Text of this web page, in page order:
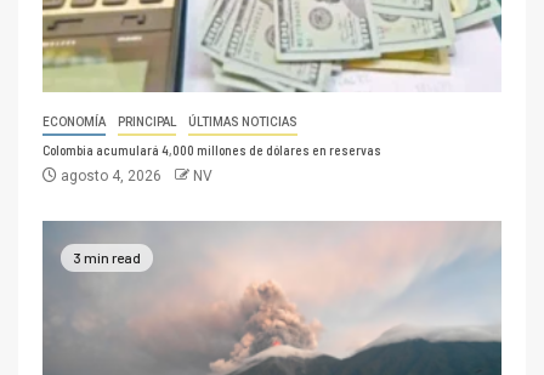
ECONOMÍA PRINCIPAL ÚLTIMAS NOTICIAS
Colombia acumulará 4,000 millones de dólares en reservas
agosto 4, 2026 NV
3 min read